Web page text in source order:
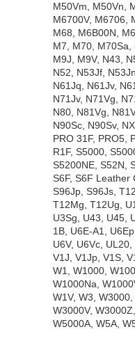
M50Vm, M50Vn,
M6700V, M6706,
M68, M6B00N,
M7, M70, M70Sa,
M9J, M9V, N43,
N52, N53Jf,
N61Jq, N61Jv,
N71Jv, N71Vg,
N80, N81Vg,
N90Sc, N90Sv,
PRO 31F, PRO5,
R1F, S5000,
S5200NE, S52N,
S6F, S6F Leather
S96Jp, S96Js,
T12Mg, T12Ug,
U3Sg, U43, U45,
1B, U6E-A1,
U6V, U6Vc,
V1J, V1Jp, V1S,
W1, W1000,
W1000Na,
W1V, W3,
W3000V,
W5000A, W5A,